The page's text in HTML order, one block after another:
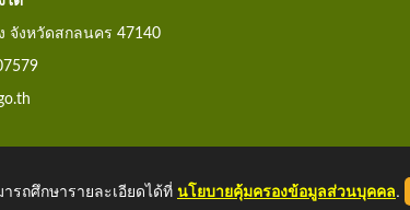
จังหวัดสกลนคร 47140
รถศึกษารายละเอียดได้ที่ นโยบายคุ้มครองข้อมูลส่วนบุคคล.